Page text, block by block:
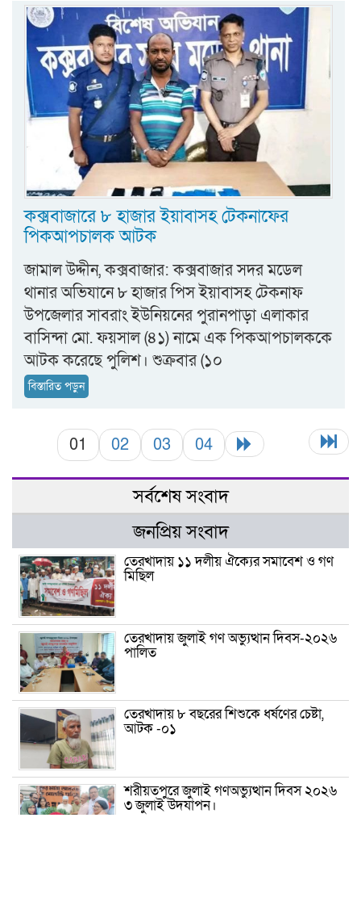
কক্সবাজারে ৮ হাজার ইয়াবাসহ টেকনাফের
পিকআপচালক আটক
জামাল উদ্দীন, কক্সবাজার: কক্সবাজার সদর মডেল
থানার অভিযানে ৮ হাজার পিস ইয়াবাসহ টেকনাফ
উপজেলার সাবরাং ইউনিয়নের পুরানপাড়া এলাকার
বাসিন্দা মো. ফয়সাল (৪১) নামে এক পিকআপচালককে
আটক করেছে পুলিশ। শুক্রবার (১০
বিস্তারিত পড়ুন
01 02 03 04
সর্বশেষ সংবাদ
জনপ্রিয় সংবাদ
তেরখাদায় ১১ দলীয় ঐক্যের সমাবেশ ও গণ
মিছিল
তেরখাদায় জুলাই গণ অভ্যুত্থান দিবস-২০২৬
পালিত
তেরখাদায় ৮ বছরের শিশুকে ধর্ষণের চেষ্টা,
আটক -০১
শরীয়তপুরে জুলাই গণঅভ্যুত্থান দিবস ২০২৬
৩ জুলাই উদযাপন।